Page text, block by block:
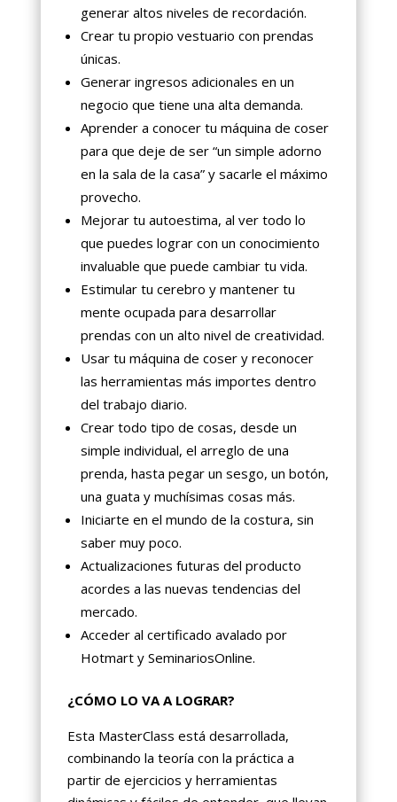
generar altos niveles de recordación.
Crear tu propio vestuario con prendas
únicas.
Generar ingresos adicionales en un
negocio que tiene una alta demanda.
Aprender a conocer tu máquina de coser
para que deje de ser “un simple adorno
en la sala de la casa” y sacarle el máximo
provecho.
Mejorar tu autoestima, al ver todo lo
que puedes lograr con un conocimiento
invaluable que puede cambiar tu vida.
Estimular tu cerebro y mantener tu
mente ocupada para desarrollar
prendas con un alto nivel de creatividad.
Usar tu máquina de coser y reconocer
las herramientas más importes dentro
del trabajo diario.
Crear todo tipo de cosas, desde un
simple individual, el arreglo de una
prenda, hasta pegar un sesgo, un botón,
una guata y muchísimas cosas más.
Iniciarte en el mundo de la costura, sin
saber muy poco.
Actualizaciones futuras del producto
acordes a las nuevas tendencias del
mercado.
Acceder al certificado avalado por
Hotmart y SeminariosOnline.
¿CÓMO LO VA A LOGRAR?
Esta MasterClass está desarrollada,
combinando la teoría con la práctica a
partir de ejercicios y herramientas